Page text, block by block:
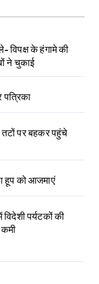
विपक्ष के हंगामे की
ने चुकाई
पत्रिका
पर बहकर पहुंचे
हूप को आजमाएं
पर्यटकों की